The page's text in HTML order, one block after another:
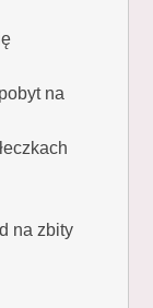
na
na zbity